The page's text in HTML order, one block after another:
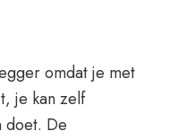
omdat je met
je kan zelf
doet. De